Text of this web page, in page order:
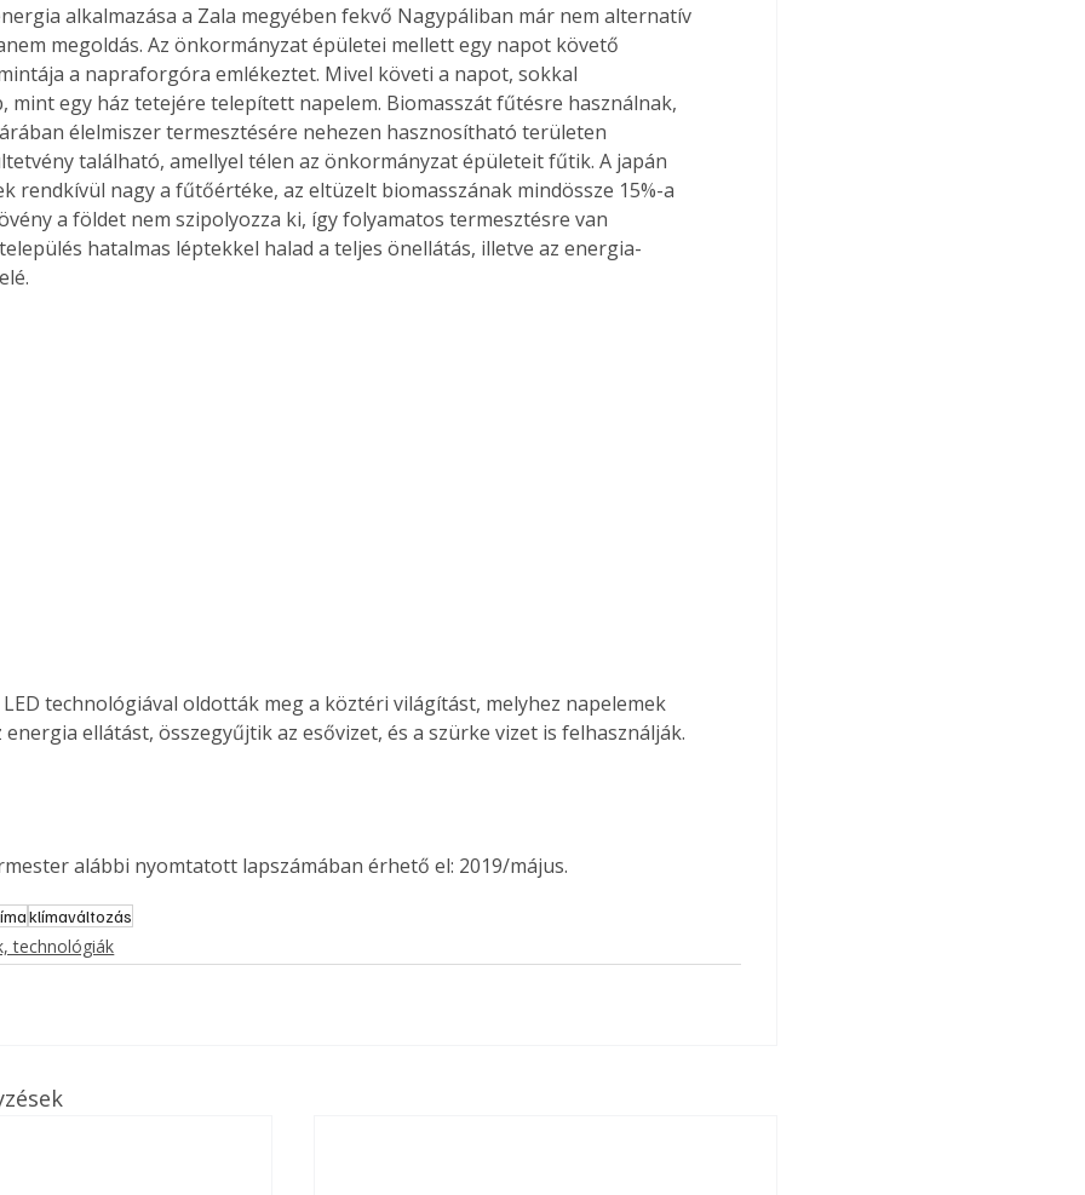
is
Bárhol,
élve
az
A
alkalmazása a Zala megyében fekvő Nagypáliban már nem alternatív
megoldás. Az önkormányzat épületei mellett egy napot követő
a napraforgóra emlékeztet. Mivel követi a napot, sokkal
mint egy ház tetejére telepített napelem. Biomasszát fűtésre használnak,
élelmiszer termesztésére nehezen hasznosítható területen
található, amellyel télen az önkormányzat épületeit fűtik. A japán
rendkívül nagy a fűtőértéke, az eltüzelt biomasszának mindössze 15%-a
a földet nem szipolyozza ki, így folyamatos termesztésre van
hatalmas léptekkel halad a teljes önellátás, illetve az energia-
technológiával oldották meg a köztéri világítást, melyhez napelemek
ellátást, összegyűjtik az esővizet, és a szürke vizet is felhasználják.
alábbi nyomtatott lapszámában érhető el: 2019/május.
klímaváltozás
technológiák